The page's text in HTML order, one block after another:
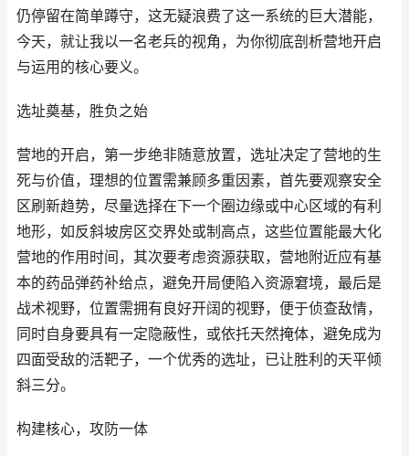
仍停留在简单蹲守，这无疑浪费了这一系统的巨大潜能，
今天，就让我以一名老兵的视角，为你彻底剖析营地开启
与运用的核心要义。
选址奠基，胜负之始
营地的开启，第一步绝非随意放置，选址决定了营地的生
死与价值，理想的位置需兼顾多重因素，首先要观察安全
区刷新趋势，尽量选择在下一个圈边缘或中心区域的有利
地形，如反斜坡房区交界处或制高点，这些位置能最大化
营地的作用时间，其次要考虑资源获取，营地附近应有基
本的药品弹药补给点，避免开局便陷入资源窘境，最后是
战术视野，位置需拥有良好开阔的视野，便于侦查敌情，
同时自身要具有一定隐蔽性，或依托天然掩体，避免成为
四面受敌的活靶子，一个优秀的选址，已让胜利的天平倾
斜三分。
构建核心，攻防一体